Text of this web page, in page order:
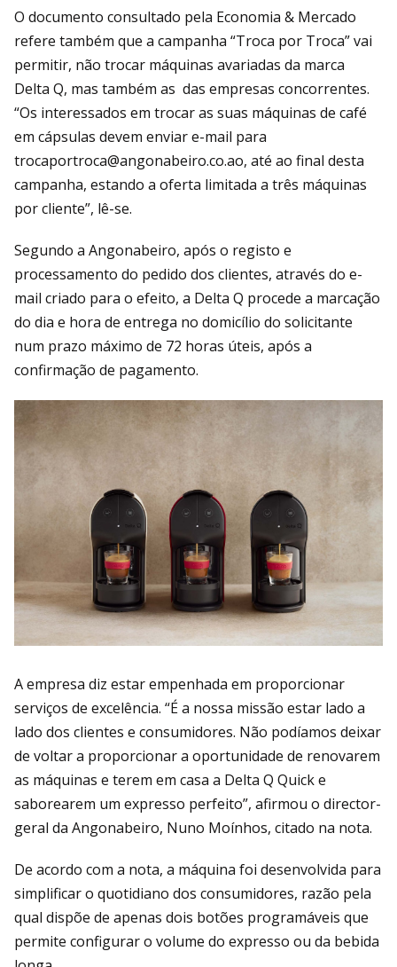
O documento consultado pela Economia & Mercado
refere também que a campanha “Troca por Troca” vai
permitir, não trocar máquinas avariadas da marca
Delta Q, mas também as das empresas concorrentes.
“Os interessados em trocar as suas máquinas de café
em cápsulas devem enviar e-mail para
trocaportroca@angonabeiro.co.ao, até ao final desta
campanha, estando a oferta limitada a três máquinas
por cliente”, lê-se.
Segundo a Angonabeiro, após o registo e
processamento do pedido dos clientes, através do e-
mail criado para o efeito, a Delta Q procede a marcação
do dia e hora de entrega no domicílio do solicitante
num prazo máximo de 72 horas úteis, após a
confirmação de pagamento.
A empresa diz estar empenhada em proporcionar
serviços de excelência. “É a nossa missão estar lado a
lado dos clientes e consumidores. Não podíamos deixar
de voltar a proporcionar a oportunidade de renovarem
as máquinas e terem em casa a Delta Q Quick e
saborearem um expresso perfeito”, afirmou o director-
geral da Angonabeiro, Nuno Moínhos, citado na nota.
De acordo com a nota, a máquina foi desenvolvida para
simplificar o quotidiano dos consumidores, razão pela
qual dispõe de apenas dois botões programáveis que
permite configurar o volume do expresso ou da bebida